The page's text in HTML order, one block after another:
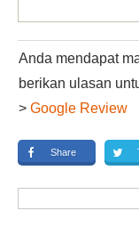
Anda mendapat
berikan ulasan
> Google Review
Share